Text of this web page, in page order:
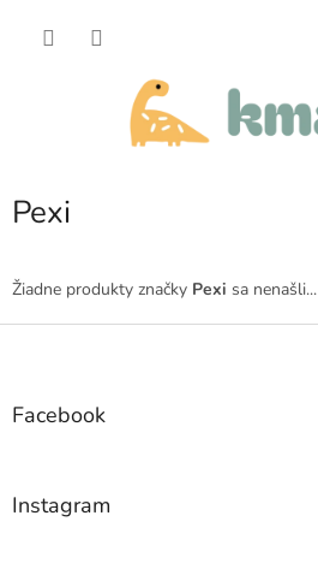
Pexi
Žiadne produkty značky Pexi sa nenašli...
Z
Facebook
Instagram